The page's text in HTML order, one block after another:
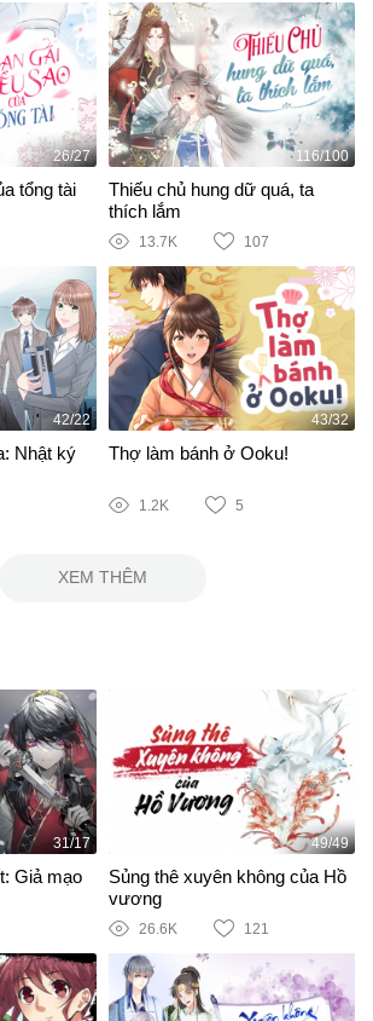
26/27
tổng tài
116/100
Thiếu chủ hung dữ quá, ta
thích lắm
13.7K 107
42/22
Nhật ký
43/32
Thợ làm bánh ở Ooku!
1.2K 5
XEM THÊM
31/17
Giả mạo
49/49
Sủng thê xuyên không của Hồ
vương
26.6K 121